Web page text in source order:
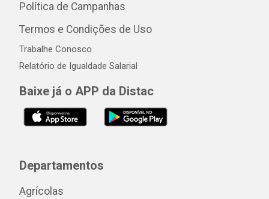
Política de Campanhas
Termos e Condições de Uso
Trabalhe Conosco
Relatório de Igualdade Salarial
Baixe já o APP da Distac
Departamentos
Agrícolas